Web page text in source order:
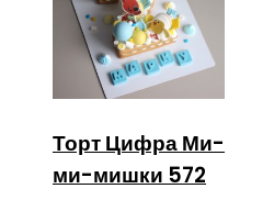
Торт Цифра Ми-
ми-мишки 572